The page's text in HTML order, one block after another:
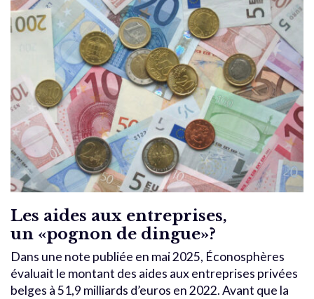
Les aides aux entreprises,
un «pognon de dingue»?
Dans une note publiée en mai 2025, Éconosphères
évaluait le montant des aides aux entreprises privées
belges à 51,9 milliards d’euros en 2022. Avant que la